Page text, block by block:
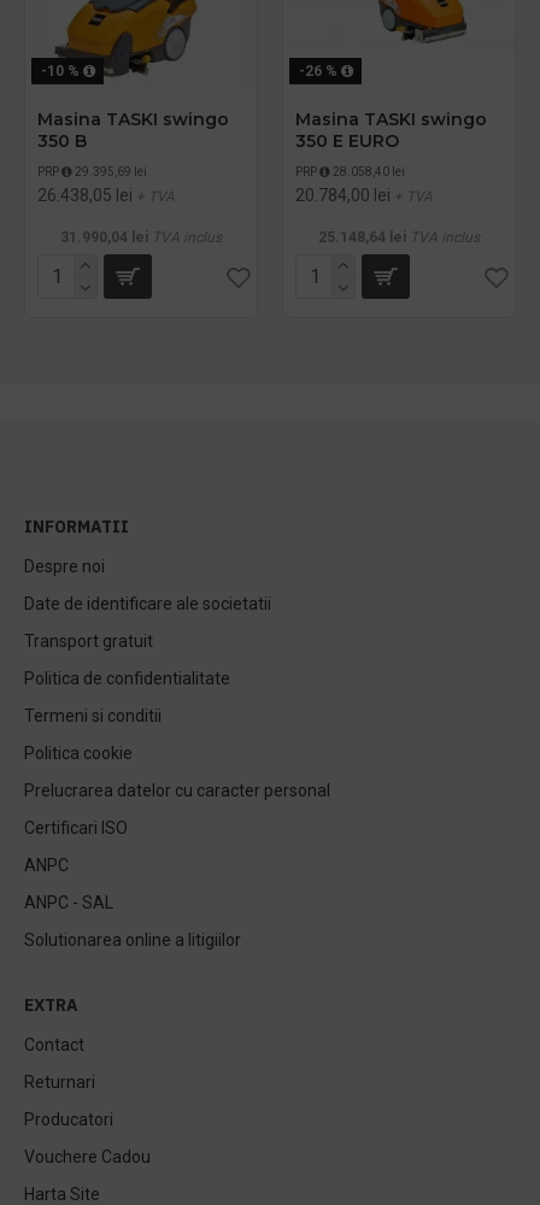
-10 %
Masina TASKI swingo
350 B
PRP 29.395,69 lei
26.438,05 lei + TVA
31.990,04 lei TVA inclus
-26 %
Masina TASKI swingo
350 E EURO
PRP 28.058,40 lei
20.784,00 lei + TVA
25.148,64 lei TVA inclus
INFORMATII
Despre noi
Date de identificare ale societatii
Transport gratuit
Politica de confidentialitate
Termeni si conditii
Politica cookie
Prelucrarea datelor cu caracter personal
Certificari ISO
ANPC
ANPC - SAL
Solutionarea online a litigiilor
EXTRA
Contact
Returnari
Producatori
Vouchere Cadou
Harta Site